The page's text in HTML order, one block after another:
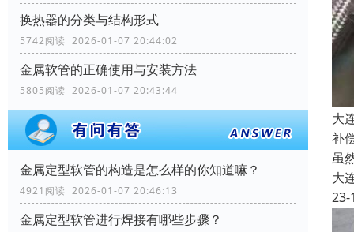
换热器的分类与结构形式
5742阅读 2026-01-07 20:44:02
金属软管的正确使用与安装方法
5805阅读 2026-01-07 20:43:44
金属定型软管的构造是怎么样的你知道嘛？
4921阅读 2026-01-07 20:46:13
金属定型软管进行焊接有哪些步骤？
大
补
虽
大
23-